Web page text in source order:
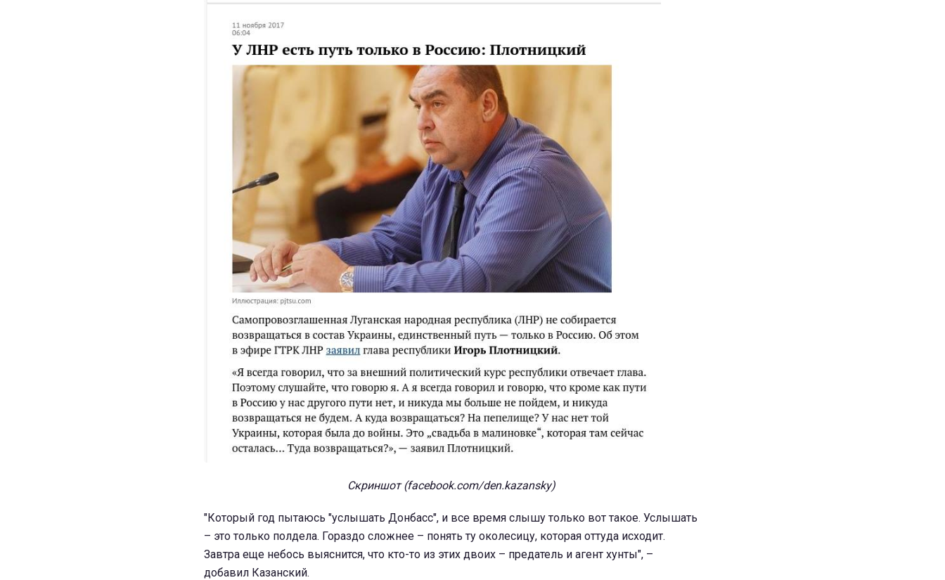
Скриншот (facebook.com/den.kazansky)
"Который год пытаюсь "услышать Донбасс", и все время слышу только вот такое. Услышать
– это только полдела. Гораздо сложнее – понять ту околесицу, которая оттуда исходит.
Завтра еще небось выяснится, что кто-то из этих двоих – предатель и агент хунты", –
добавил Казанский.